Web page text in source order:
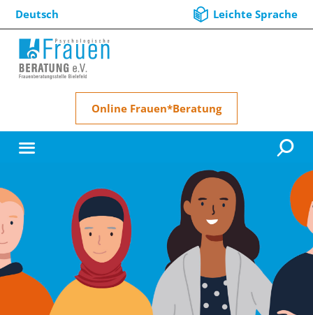
Deutsch Leichte Sprache
Online Frauen*Beratung